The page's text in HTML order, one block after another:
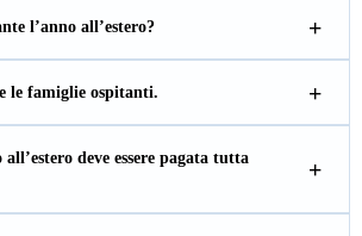
l’anno all’estero?
le famiglie ospitanti.
deve essere pagata tutta